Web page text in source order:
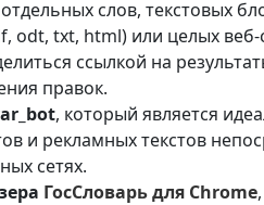
слов, текстовых
odt, txt, html) или целых
ссылкой на
правок.
, который является
и рекламных текстов
сетях.
ГосСловарь для Chrome